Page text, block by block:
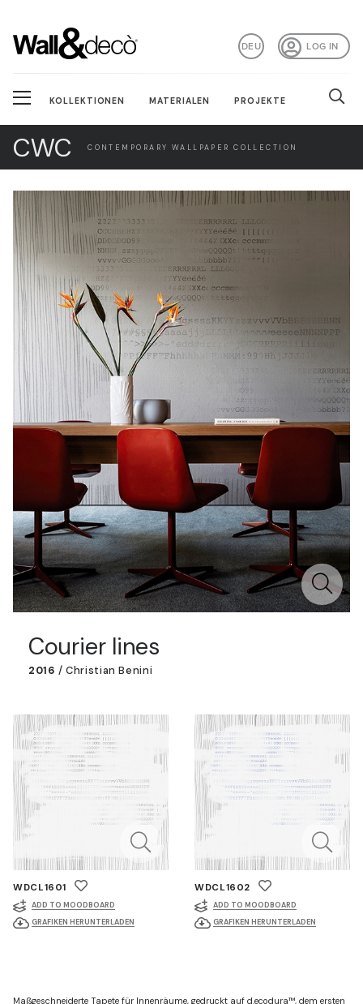
LOG IN
DEU
KOLLEKTIONEN MATERIALEN PROJEKTE
CWC CONTEMPORARY WALLPAPER COLLECTION
Courier lines
2016 / Christian Benini
WDCL1601
ADD TO MOODBOARD
GRAFIKEN HERUNTERLADEN
WDCL1602
ADD TO MOODBOARD
GRAFIKEN HERUNTERLADEN
Maßgeschneiderte Tapete für Innenräume, gedruckt auf d.ecodura™, dem ersten